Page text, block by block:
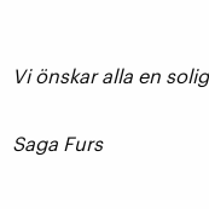
Vi önskar alla en
Saga Furs